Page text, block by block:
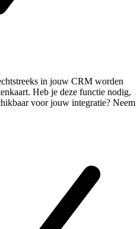
in jouw CRM worden
Heb je deze functie nodig,
voor jouw integratie? Neem